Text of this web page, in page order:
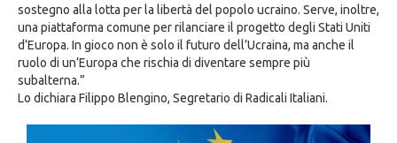
sostegno alla lotta per la libertà del popolo ucraino. Serve, inoltre,
una piattaforma comune per rilanciare il progetto degli Stati Uniti
d’Europa. In gioco non è solo il futuro dell’Ucraina, ma anche il
ruolo di un’Europa che rischia di diventare sempre più
subalterna.”
Lo dichiara Filippo Blengino, Segretario di Radicali Italiani.